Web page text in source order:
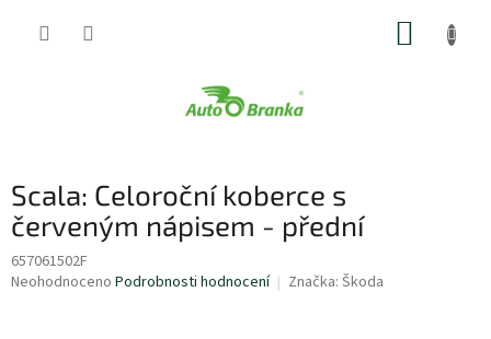
Scala: Celoroční koberce s
červeným nápisem - přední
657061502F
Průměrné
Neohodnoceno Podrobnosti hodnocení Značka: Škoda